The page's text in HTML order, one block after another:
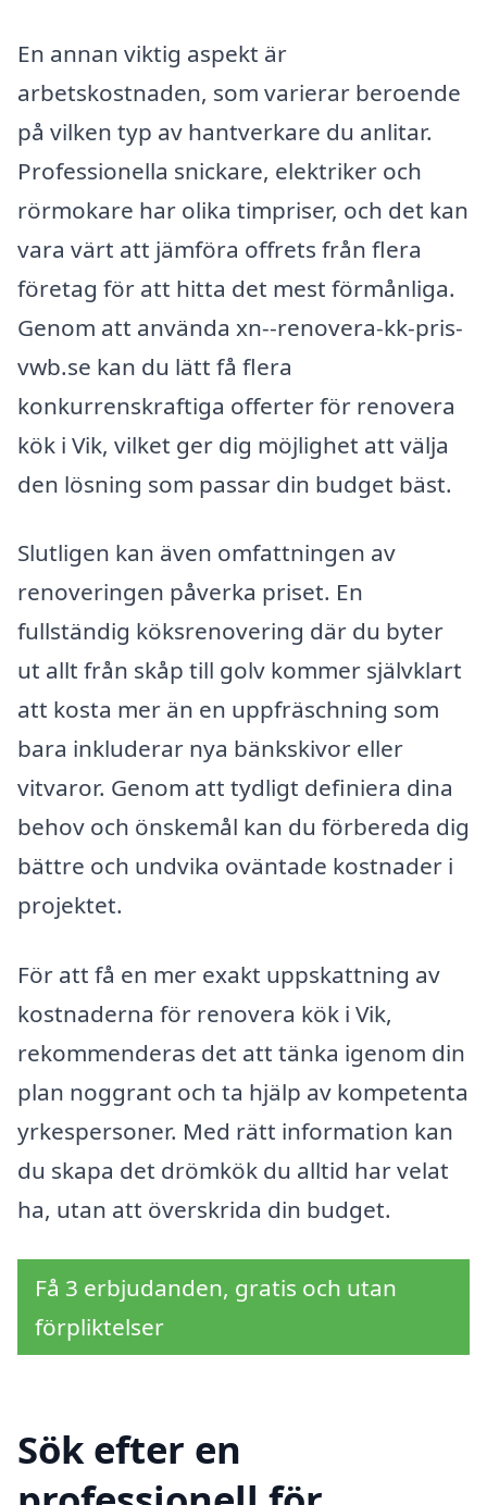
En annan viktig aspekt är
arbetskostnaden, som varierar beroende
på vilken typ av hantverkare du anlitar.
Professionella snickare, elektriker och
rörmokare har olika timpriser, och det kan
vara värt att jämföra offrets från flera
företag för att hitta det mest förmånliga.
Genom att använda xn--renovera-kk-pris-
vwb.se kan du lätt få flera
konkurrenskraftiga offerter för renovera
kök i Vik, vilket ger dig möjlighet att välja
den lösning som passar din budget bäst.
Slutligen kan även omfattningen av
renoveringen påverka priset. En
fullständig köksrenovering där du byter
ut allt från skåp till golv kommer självklart
att kosta mer än en uppfräschning som
bara inkluderar nya bänkskivor eller
vitvaror. Genom att tydligt definiera dina
behov och önskemål kan du förbereda dig
bättre och undvika oväntade kostnader i
projektet.
För att få en mer exakt uppskattning av
kostnaderna för renovera kök i Vik,
rekommenderas det att tänka igenom din
plan noggrant och ta hjälp av kompetenta
yrkespersoner. Med rätt information kan
du skapa det drömkök du alltid har velat
ha, utan att överskrida din budget.
Få 3 erbjudanden, gratis och utan
förpliktelser
Sök efter en